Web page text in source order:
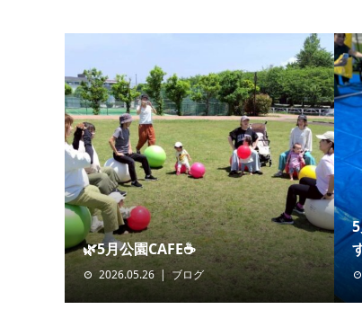
🌿5月公園CAFE☕️
2026.05.26 ブログ